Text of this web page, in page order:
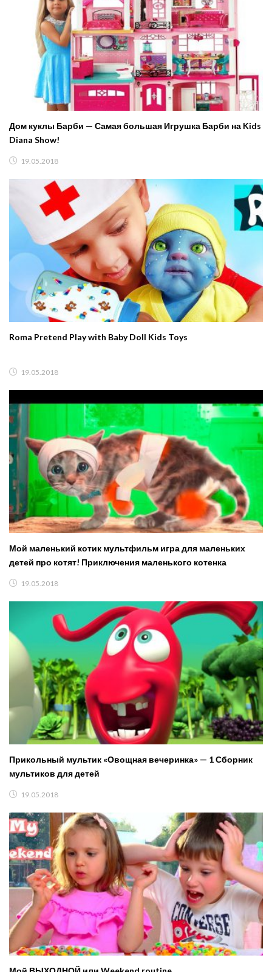
Дом куклы Барби — Самая большая Игрушка Барби на Kids
Diana Show!
19.05.2018
Roma Pretend Play with Baby Doll Kids Toys
19.05.2018
Мой маленький котик мультфильм игра для маленьких
детей про котят! Приключения маленького котенка
19.05.2018
Прикольный мультик «Овощная вечеринка» — 1 Сборник
мультиков для детей
19.05.2018